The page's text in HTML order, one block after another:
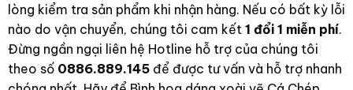
lòng kiểm tra sản phẩm khi nhận hàng. Nếu có bất kỳ lỗi
nào do vận chuyển, chúng tôi cam kết 1 đổi 1 miễn phí.
Đừng ngần ngại liên hệ Hotline hỗ trợ của chúng tôi
theo số 0886.889.145để được tư vấn và hỗ trợ nhanh